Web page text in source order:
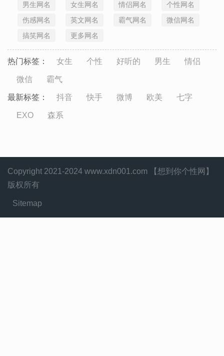
男生网名 女生网名 情侣网名
个性网名
伤感网名
英文网名 霸气网名
微信网名
搞笑网名
更多网名
热门标签： 女生 个性 好听的 男生 情侣
微信 霸气
最新标签： 抖音 快手 微博 欧美 七字
EXO 森系
Copyright 2021-2024 www.xdn001.com 【想到你个性网】
版权所有
Sitemap